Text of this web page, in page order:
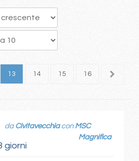
13 14 15 16 17
giorni
da Civitavecchiacon MSC
Magnifica